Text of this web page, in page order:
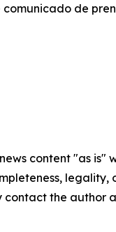
de
content "as
the author